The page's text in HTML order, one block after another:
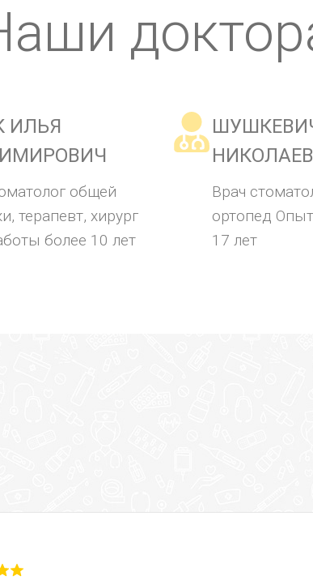
ИЛЬЯ
общей
терапевт, хирург
более 10 лет
Врач
ортопед
17 лет